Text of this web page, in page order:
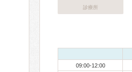
診療所
09:00-12:00